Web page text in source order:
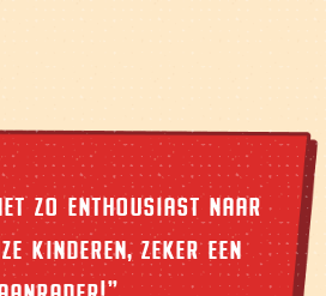
zo enthousiast naar
kinderen, zeker een